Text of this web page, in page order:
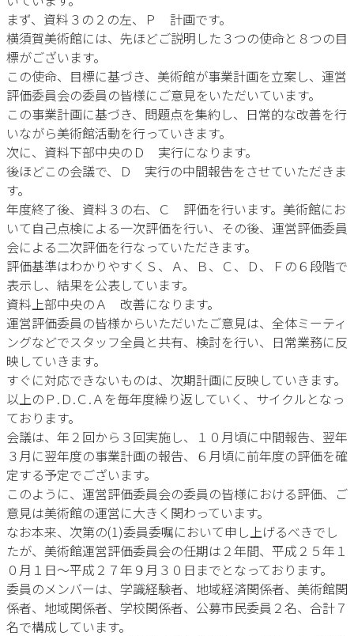
まず、資料３の２の左、Ｐ 計画です。
横須賀美術館には、先ほどご説明した３つの使命と８つの目
標がございます。
この使命、目標に基づき、美術館が事業計画を立案し、運営
評価委員会の委員の皆様にご意見をいただいています。
この事業計画に基づき、問題点を集約し、日常的な改善を行
いながら美術館活動を行っていきます。
次に、資料下部中央のＤ 実行になります。
後ほどこの会議で、Ｄ 実行の中間報告をさせていただきま
す。
年度終了後、資料３の右、Ｃ 評価を行います。美術館にお
いて自己点検による一次評価を行い、その後、運営評価委員
会による二次評価を行なっていただきます。
評価基準はわかりやすくＳ、Ａ、Ｂ、Ｃ、Ｄ、Ｆの６段階で
表示し、結果を公表しています。
資料上部中央のＡ 改善になります。
運営評価委員の皆様からいただいたご意見は、全体ミーティ
ングなどでスタッフ全員と共有、検討を行い、日常業務に反
映していきます。
すぐに対応できないものは、次期計画に反映していきます。
以上のＰ.Ｄ.Ｃ.Ａを毎年度繰り返していく、サイクルとなっ
ております。
会議は、年２回から３回実施し、１０月頃に中間報告、翌年
３月に翌年度の事業計画の報告、６月頃に前年度の評価を確
定する予定でございます。
このように、運営評価委員会の委員の皆様における評価、ご
意見は美術館の運営に大きく関わっています。
なお本来、次第の(1)委員委嘱において申し上げるべきでし
たが、美術館運営評価委員会の任期は２年間、平成２５年１
０月１日～平成２７年９月３０日までとなっております。
委員のメンバーは、学識経験者、地域経済関係者、美術館関
係者、地域関係者、学校関係者、公募市民委員２名、合計７
名で構成しています。